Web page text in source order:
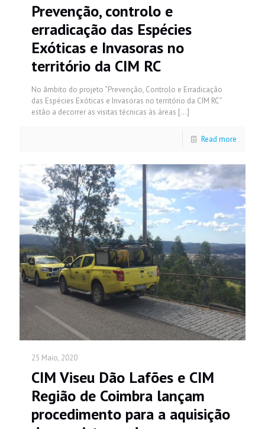
Prevenção, controlo e
erradicação das Espécies
Exóticas e Invasoras no
território da CIM RC
No âmbito do projeto “Prevenção, Controlo e Erradicação
das Espécies Exóticas e Invasoras no território da CIM RC”
estão a decorrer as visitas técnicas às áreas […]
Read more
25 Maio, 2020
CIM Viseu Dão Lafões e CIM
Região de Coimbra lançam
procedimento para a aquisição